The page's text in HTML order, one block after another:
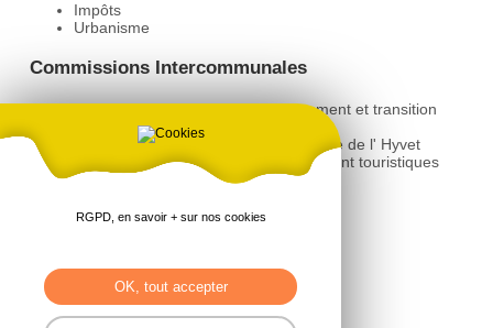
Impôts
Urbanisme
Commissions Intercommunales
Commission agriculture, environnement et transition
énergétique et écologique
Syndicat d'alimentation en eau potable de l' Hyvet
Commission tourisme et développement touristiques
RGPD, en savoir + sur nos cookies
OK, tout accepter